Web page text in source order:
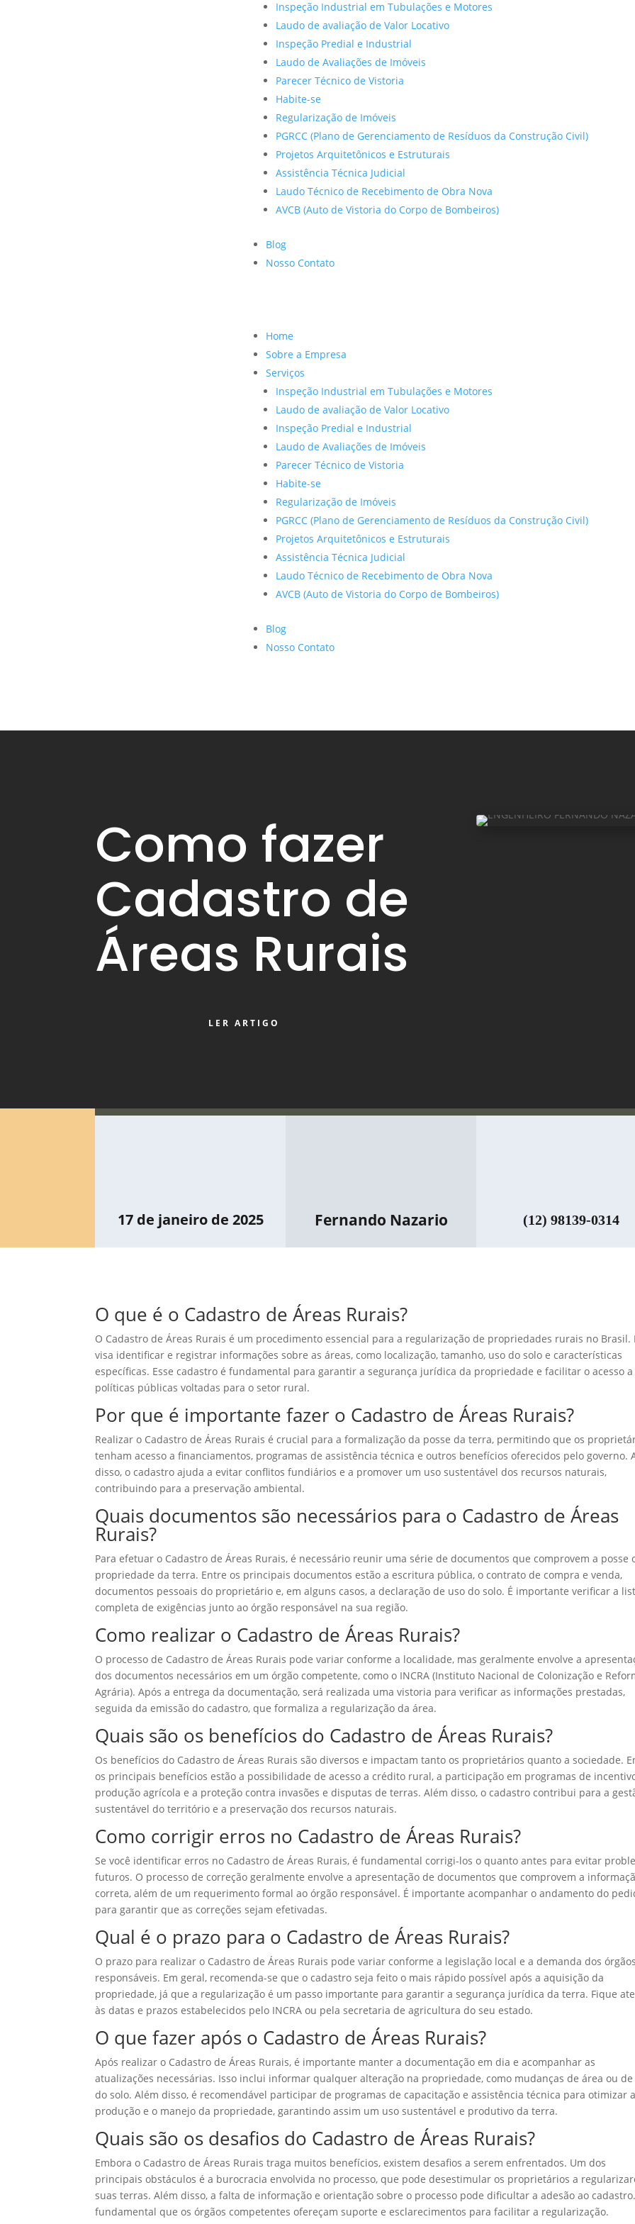
Inspeção Industrial em Tubulações e Motores
Laudo de avaliação de Valor Locativo
Inspeção Predial e Industrial
Laudo de Avaliações de Imóveis
Parecer Técnico de Vistoria
Habite-se
Regularização de Imóveis
PGRCC (Plano de Gerenciamento de Resíduos da Construção Civil)
Projetos Arquitetônicos e Estruturais
Assistência Técnica Judicial
Laudo Técnico de Recebimento de Obra Nova
AVCB (Auto de Vistoria do Corpo de Bombeiros)
Blog
Nosso Contato
Home
Sobre a Empresa
Serviços
Inspeção Industrial em Tubulações e Motores
Laudo de avaliação de Valor Locativo
Inspeção Predial e Industrial
Laudo de Avaliações de Imóveis
Parecer Técnico de Vistoria
Habite-se
Regularização de Imóveis
PGRCC (Plano de Gerenciamento de Resíduos da Construção Civil)
Projetos Arquitetônicos e Estruturais
Assistência Técnica Judicial
Laudo Técnico de Recebimento de Obra Nova
AVCB (Auto de Vistoria do Corpo de Bombeiros)
Blog
Nosso Contato
Como fazer
Cadastro de
Áreas Rurais
LER ARTIGO
17 de janeiro de 2025 Fernando Nazario (12) 98139-0314
O que é o Cadastro de Áreas Rurais?
O Cadastro de Áreas Rurais é um procedimento essencial para a regularização de propriedades rurais no Brasil.
visa identificar e registrar informações sobre as áreas, como localização, tamanho, uso do solo e características
específicas. Esse cadastro é fundamental para garantir a segurança jurídica da propriedade e facilitar o acesso a
políticas públicas voltadas para o setor rural.
Por que é importante fazer o Cadastro de Áreas Rurais?
Realizar o Cadastro de Áreas Rurais é crucial para a formalização da posse da terra, permitindo que os
tenham acesso a financiamentos, programas de assistência técnica e outros benefícios oferecidos pelo governo.
disso, o cadastro ajuda a evitar conflitos fundiários e a promover um uso sustentável dos recursos naturais,
contribuindo para a preservação ambiental.
Quais documentos são necessários para o Cadastro de Áreas
Rurais?
Para efetuar o Cadastro de Áreas Rurais, é necessário reunir uma série de documentos que comprovem a posse
propriedade da terra. Entre os principais documentos estão a escritura pública, o contrato de compra e venda,
documentos pessoais do proprietário e, em alguns casos, a declaração de uso do solo. É importante verificar a
completa de exigências junto ao órgão responsável na sua região.
Como realizar o Cadastro de Áreas Rurais?
O processo de Cadastro de Áreas Rurais pode variar conforme a localidade, mas geralmente envolve a
dos documentos necessários em um órgão competente, como o INCRA (Instituto Nacional de Colonização e
Agrária). Após a entrega da documentação, será realizada uma vistoria para verificar as informações prestadas,
seguida da emissão do cadastro, que formaliza a regularização da área.
Quais são os benefícios do Cadastro de Áreas Rurais?
Os benefícios do Cadastro de Áreas Rurais são diversos e impactam tanto os proprietários quanto a sociedade.
os principais benefícios estão a possibilidade de acesso a crédito rural, a participação em programas de
produção agrícola e a proteção contra invasões e disputas de terras. Além disso, o cadastro contribui para a
sustentável do território e a preservação dos recursos naturais.
Como corrigir erros no Cadastro de Áreas Rurais?
Se você identificar erros no Cadastro de Áreas Rurais, é fundamental corrigi-los o quanto antes para evitar
futuros. O processo de correção geralmente envolve a apresentação de documentos que comprovem a
correta, além de um requerimento formal ao órgão responsável. É importante acompanhar o andamento do
para garantir que as correções sejam efetivadas.
Qual é o prazo para o Cadastro de Áreas Rurais?
O prazo para realizar o Cadastro de Áreas Rurais pode variar conforme a legislação local e a demanda dos órgãos
responsáveis. Em geral, recomenda-se que o cadastro seja feito o mais rápido possível após a aquisição da
propriedade, já que a regularização é um passo importante para garantir a segurança jurídica da terra. Fique
às datas e prazos estabelecidos pelo INCRA ou pela secretaria de agricultura do seu estado.
O que fazer após o Cadastro de Áreas Rurais?
Após realizar o Cadastro de Áreas Rurais, é importante manter a documentação em dia e acompanhar as
atualizações necessárias. Isso inclui informar qualquer alteração na propriedade, como mudanças de área ou de
do solo. Além disso, é recomendável participar de programas de capacitação e assistência técnica para otimizar a
produção e o manejo da propriedade, garantindo assim um uso sustentável e produtivo da terra.
Quais são os desafios do Cadastro de Áreas Rurais?
Embora o Cadastro de Áreas Rurais traga muitos benefícios, existem desafios a serem enfrentados. Um dos
principais obstáculos é a burocracia envolvida no processo, que pode desestimular os proprietários a
suas terras. Além disso, a falta de informação e orientação sobre o processo pode dificultar a adesão ao
fundamental que os órgãos competentes ofereçam suporte e esclarecimentos para facilitar a regularização.